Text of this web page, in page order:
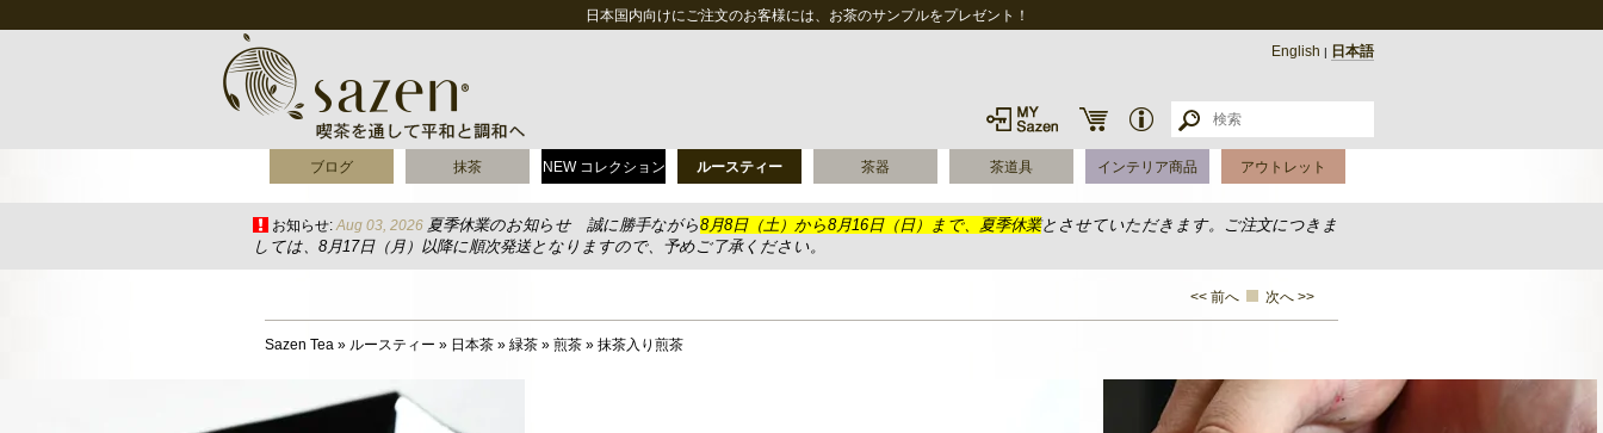
日本国内向けにご注文のお客様には、お茶のサンプルをプレゼント！
English | 日本語
ブログ 抹茶 NEW コレクション ルースティー 茶器 茶道具 インテリア商品 アウトレット
お知らせ: Aug 03, 2026 夏季休業のお知らせ 誠に勝手ながら8月8日（土）から8月16日（日）まで、夏季休業とさせていただきます。ご注文につきま
しては、8月17日（月）以降に順次発送となりますので、予めご了承ください。
<< 前へ 次へ >>
Sazen Tea » ルースティー » 日本茶 » 緑茶 » 煎茶 » 抹茶入り煎茶